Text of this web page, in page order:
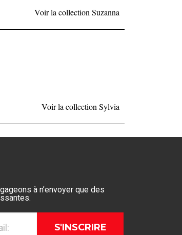
Voir la collection Suzanna
Voir la collection Sylvia
à n’envoyer que des
S'INSCRIRE